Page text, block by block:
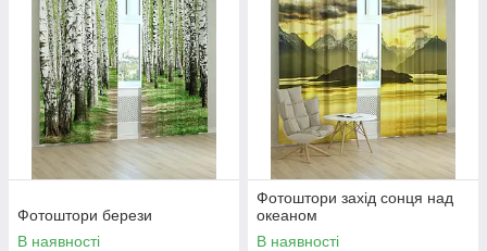
Фотоштори берези
В наявності
Фотоштори захід сонця над
океаном
В наявності